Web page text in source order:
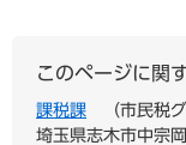
このページに関
課税課
市民税
埼玉県志木市中宗